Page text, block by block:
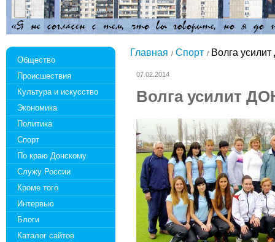
Общество
Происшествия
Культура и искусство
Экономика
Политика
Спорт
По краю Донскому
Служу России
Кроме того
Интервью
Блоги
Каталог сайтов
Главная Спорт Волга
07.02.2014
Волга усилит